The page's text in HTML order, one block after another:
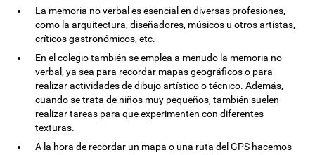
La memoria no verbal es esencial en diversas profesiones,
como la arquitectura, diseñadores, músicos u otros artistas,
críticos gastronómicos, etc.
En el colegio también se emplea a menudo la memoria no
verbal, ya sea para recordar mapas geográficos o para
realizar actividades de dibujo artístico o técnico. Además,
cuando se trata de niños muy pequeños, también suelen
realizar tareas para que experimenten con diferentes
texturas.
A la hora de recordar un mapa o una ruta del GPS hacemos